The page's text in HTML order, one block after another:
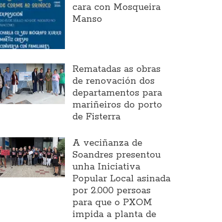
cara con Mosqueira
Manso
Rematadas as obras
de renovación dos
departamentos para
mariñeiros do porto
de Fisterra
A veciñanza de
Soandres presentou
unha Iniciativa
Popular Local asinada
por 2.000 persoas
para que o PXOM
impida a planta de